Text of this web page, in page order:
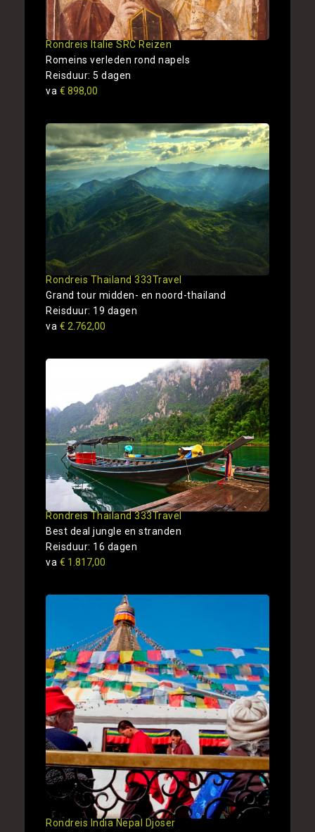
Rondreis Italie SRC Reizen
Romeins verleden rond napels
Reisduur: 5 dagen
va € 898,00
Rondreis Thailand 333Travel
Grand tour midden- en noord-thailand
Reisduur: 19 dagen
va € 2.762,00
Rondreis Thailand 333Travel
Best deal jungle en stranden
Reisduur: 16 dagen
va € 1.817,00
Rondreis India Nepal Djoser